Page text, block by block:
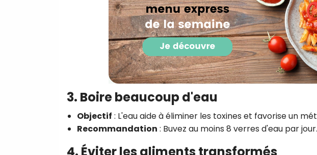
3. Boire beaucoup d'eau
Objectif : L'eau aide à éliminer les toxines et favorise un
Recommandation : Buvez au moins 8 verres d'eau par jour.
4. Éviter les aliments transformés